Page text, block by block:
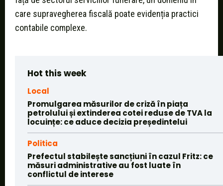
care supravegherea fiscală poate evidenția practici
contabile complexe.
Hot this week
Local
Promulgarea măsurilor de criză în piața
petrolului și extinderea cotei reduse de TVA la
locuințe: ce aduce decizia președintelui
Politica
Prefectul stabilește sancțiuni în cazul Fritz: ce
măsuri administrative au fost luate în
conflictul de interese